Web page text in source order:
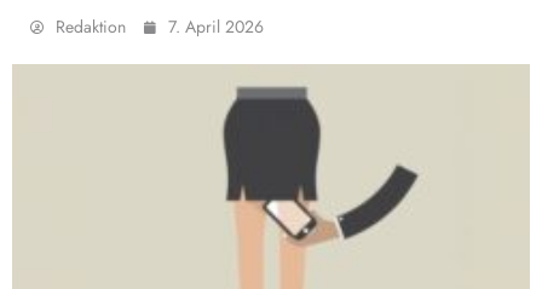
Redaktion 7. April 2026